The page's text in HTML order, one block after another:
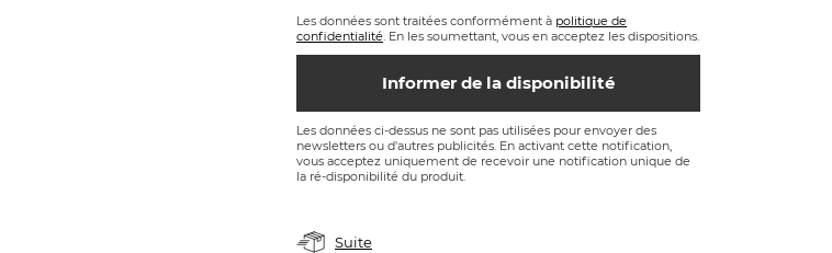
Les données sont traitées conformément à politique de
confidentialité. En les soumettant, vous en acceptez les dispositions.
Informer de la disponibilité
Les données ci-dessus ne sont pas utilisées pour envoyer des
newsletters ou d'autres publicités. En activant cette notification,
vous acceptez uniquement de recevoir une notification unique de
la ré-disponibilité du produit.
Suite